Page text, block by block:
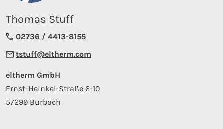
Thomas Stuff
02736 / 4413-8155
tstuff@eltherm.com
eltherm GmbH
Ernst-Heinkel-Straße 6-10
57299 Burbach